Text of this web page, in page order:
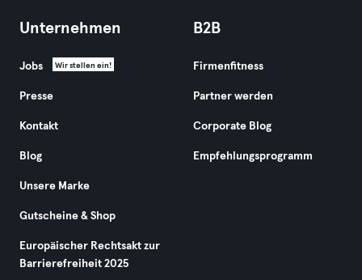
Unternehmen
Jobs Wir stellen ein!
Presse
Kontakt
Blog
Unsere Marke
Gutscheine & Shop
Europäischer Rechtsakt zur
Barrierefreiheit 2025
B2B
Firmenfitness
Partner werden
Corporate Blog
Empfehlungsprogramm